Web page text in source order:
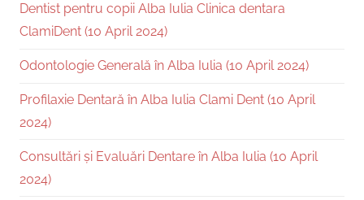
Dentist pentru copii Alba Iulia Clinica dentara
ClamiDent (10 April 2024)
Odontologie Generală în Alba Iulia (10 April 2024)
Profilaxie Dentară în Alba Iulia Clami Dent (10 April
2024)
Consultări și Evaluări Dentare în Alba Iulia (10 April
2024)